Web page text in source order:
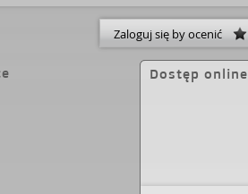
Zaloguj się by ocenić
Dostęp online